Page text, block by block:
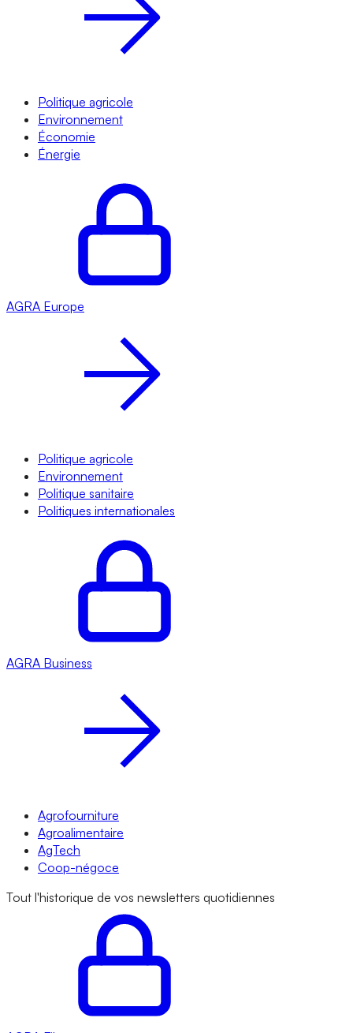
Politique agricole
Environnement
Économie
Énergie
AGRA Europe
Politique agricole
Environnement
Politique sanitaire
Politiques internationales
AGRA Business
Agrofourniture
Agroalimentaire
AgTech
Coop-négoce
Tout l'historique de vos newsletters quotidiennes